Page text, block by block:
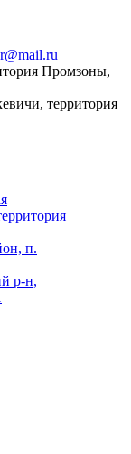
Промзоны,
территория
п.
р-н,